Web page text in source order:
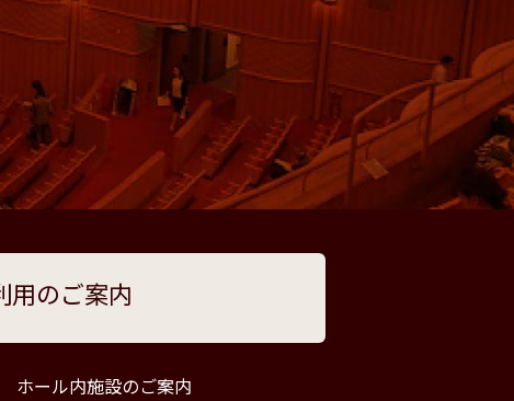
用のご案内
ホール内施設のご案内